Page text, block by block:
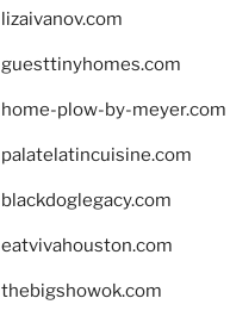
lizaivanov.com
guesttinyhomes.com
home-plow-by-meyer.com
palatelatincuisine.com
blackdoglegacy.com
eatvivahouston.com
thebigshowok.com